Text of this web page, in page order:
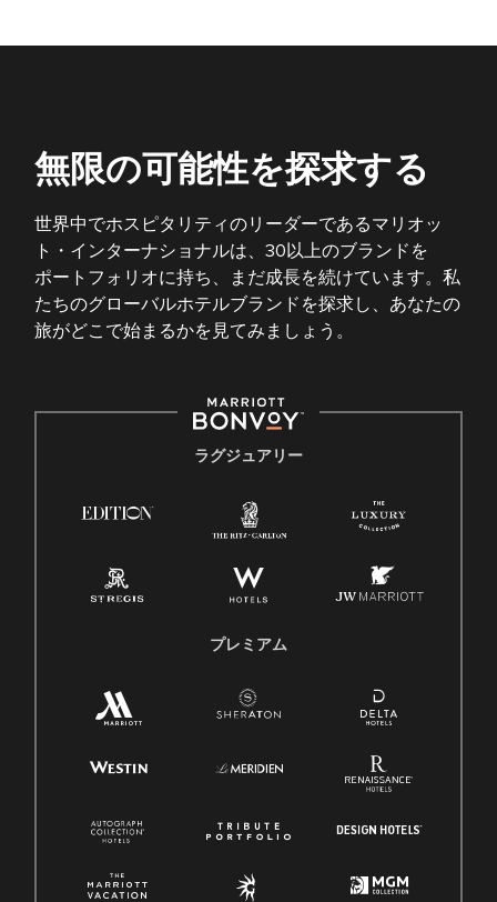
無限の可能性を探求する
世界中でホスピタリティのリーダーであるマリオッ
ト・インターナショナルは、30以上のブランドを
ポートフォリオに持ち、まだ成長を続けています。私
たちのグローバルホテルブランドを探求し、あなたの
旅がどこで始まるかを見てみましょう。
ラグジュアリー
プレミアム